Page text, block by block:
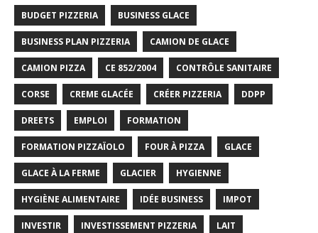
BUDGET PIZZERIA BUSINESS GLACE
BUSINESS PLAN PIZZERIA CAMION DE GLACE
CAMION PIZZA CE 852/2004 CONTRÔLE SANITAIRE
CORSE CREME GLACÉE CRÉER PIZZERIA DDPP
DREETS EMPLOI FORMATION
FORMATION PIZZAÏOLO FOUR À PIZZA GLACE
GLACE À LA FERME GLACIER HYGIENNE
HYGIÈNE ALIMENTAIRE IDÉE BUSINESS IMPOT
INVESTIR INVESTISSEMENT PIZZERIA LAIT